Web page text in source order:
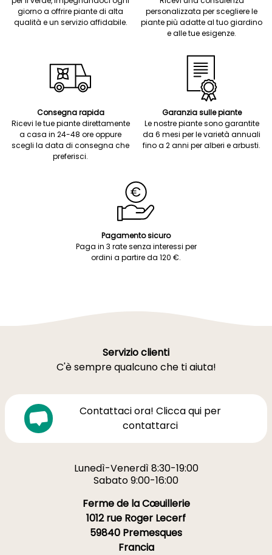
giorno a offrire piante di alta
qualità e un servizio affidabile.
personalizzata per scegliere le
piante più adatte al tuo giardino
e alle tue esigenze.
Consegna rapida
Ricevi le tue piante direttamente
a casa in 24-48 ore oppure
scegli la data di consegna che
preferisci.
Garanzia sulle piante
Le nostre piante sono garantite
da 6 mesi per le varietà annuali
fino a 2 anni per alberi e arbusti.
Pagamento sicuro
Paga in 3 rate senza interessi per
ordini a partire da 120 €.
Servizio clienti
C'è sempre qualcuno che ti aiuta!
Contattaci ora! Clicca qui per
contattarci
Lunedì-Venerdì 8:30-19:00
Sabato 9:00-16:00
Ferme de la Cœuillerie
1012 rue Roger Lecerf
59840 Premesques
Francia